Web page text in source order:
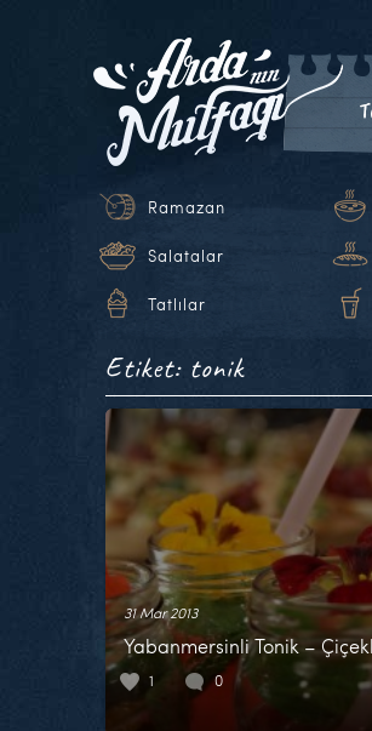
Ramazan
Salatalar
Tatlılar
Etiket: tonik
31 Mar 2013
Yabanmersinli Tonik –
1 0